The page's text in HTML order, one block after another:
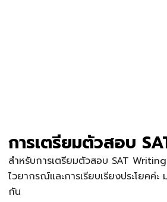
การเตรียมตัวสอบ
สำหรับการเตรียมตัวสอบ SAT
ไวยากรณ์และการเรียบเรียงประโยคค่
กัน